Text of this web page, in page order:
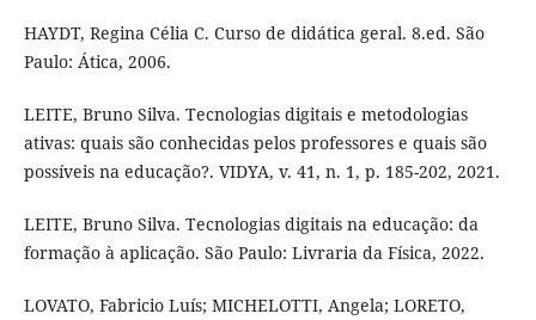
HAYDT, Regina Célia C. Curso de didática geral. 8.ed. São
Paulo: Ática, 2006.
LEITE, Bruno Silva. Tecnologias digitais e metodologias
ativas: quais são conhecidas pelos professores e quais são
possíveis na educação?. VIDYA, v. 41, n. 1, p. 185-202, 2021.
LEITE, Bruno Silva. Tecnologias digitais na educação: da
formação à aplicação​. São Paulo: Livraria da Física, 2022.
LOVATO, Fabricio Luís; MICHELOTTI, Angela; LORETO,